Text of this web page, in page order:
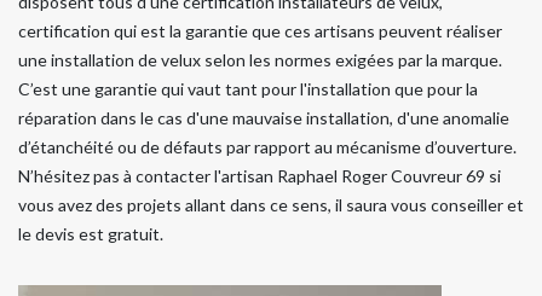
certification qui est la garantie que ces artisans peuvent réaliser
une installation de velux selon les normes exigées par la marque.
C’est une garantie qui vaut tant pour l'installation que pour la
réparation dans le cas d'une mauvaise installation, d'une anomalie
d’étanchéité ou de défauts par rapport au mécanisme d’ouverture.
N’hésitez pas à contacter l'artisan Raphael Roger Couvreur 69 si
vous avez des projets allant dans ce sens, il saura vous conseiller et
le devis est gratuit.